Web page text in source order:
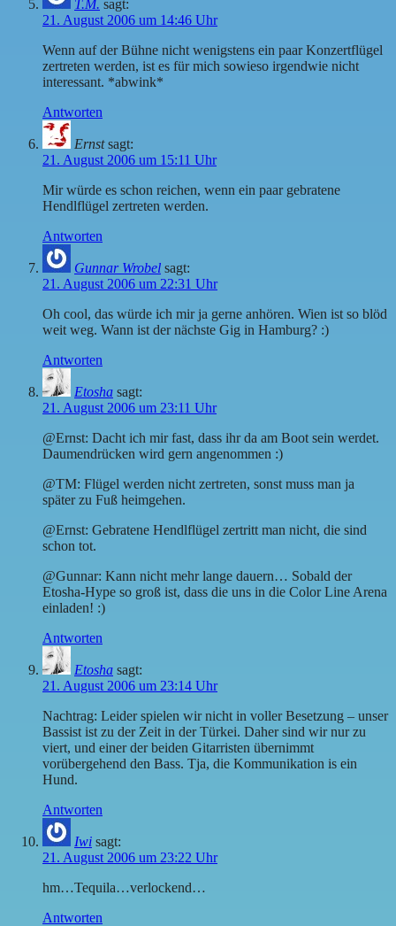
T.M. sagt:
21. August 2006 um 14:46 Uhr
Wenn auf der Bühne nicht wenigstens ein paar Konzertflügel
zertreten werden, ist es für mich sowieso irgendwie nicht
interessant. *abwink*
Antworten
Ernst sagt:
21. August 2006 um 15:11 Uhr
Mir würde es schon reichen, wenn ein paar gebratene
Hendlflügel zertreten werden.
Antworten
Gunnar Wrobel sagt:
21. August 2006 um 22:31 Uhr
Oh cool, das würde ich mir ja gerne anhören. Wien ist so blöd
weit weg. Wann ist der nächste Gig in Hamburg? :)
Antworten
Etosha sagt:
21. August 2006 um 23:11 Uhr
@Ernst: Dacht ich mir fast, dass ihr da am Boot sein werdet.
Daumendrücken wird gern angenommen :)
@TM: Flügel werden nicht zertreten, sonst muss man ja
später zu Fuß heimgehen.
@Ernst: Gebratene Hendlflügel zertritt man nicht, die sind
schon tot.
@Gunnar: Kann nicht mehr lange dauern… Sobald der
Etosha-Hype so groß ist, dass die uns in die Color Line Arena
einladen! :)
Antworten
Etosha sagt:
21. August 2006 um 23:14 Uhr
Nachtrag: Leider spielen wir nicht in voller Besetzung – unser
Bassist ist zu der Zeit in der Türkei. Daher sind wir nur zu
viert, und einer der beiden Gitarristen übernimmt
vorübergehend den Bass. Tja, die Kommunikation is ein
Hund.
Antworten
Iwi sagt:
21. August 2006 um 23:22 Uhr
hm…Tequila…verlockend…
Antworten